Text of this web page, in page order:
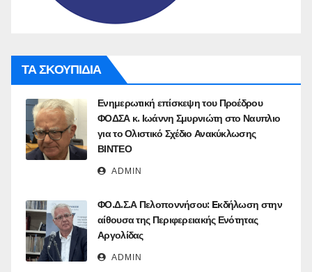
ΤΑ ΣΚΟΥΠΙΔΙΑ
Ενημερωτική επίσκεψη του Προέδρου
ΦΟΔΣΑ κ. Ιωάννη Σμυρνιώτη στο Ναυπλιο
για το Ολιστικό Σχέδιο Ανακύκλωσης
ΒΙΝΤΕΟ
ADMIN
ΦΟ.Δ.Σ.Α Πελοποννήσου: Eκδήλωση στην
αίθουσα της Περιφερειακής Ενότητας
Αργολίδας
ADMIN